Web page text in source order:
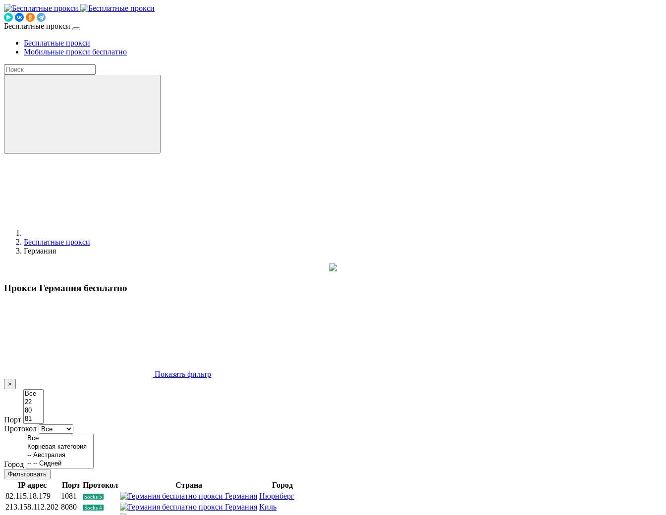
Бесплатные прокси
Бесплатные прокси
Мобильные прокси бесплатно
Бесплатные прокси
Германия
Прокси Германия бесплатно
Показать фильтр
×
Порт
Протокол
Город
Фильтровать
IP адрес Порт Протокол Страна
Город
82.115.18.179
1081 Socks 5 Германия Нюрнберг
213.158.112.202 8080 Socks 4 Германия Киль